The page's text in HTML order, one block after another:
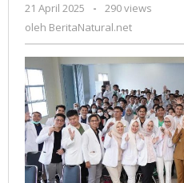
21 April 2025
oleh
BeritaNatural.net
-
290 views
oleh BeritaNatural.net